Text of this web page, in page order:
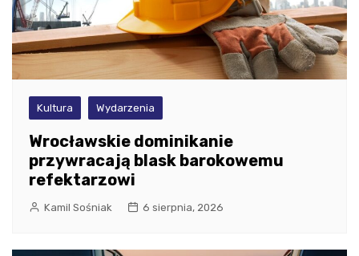
Kultura Wydarzenia
Wrocławskie dominikanie
przywracają blask barokowemu
refektarzowi
Kamil Sośniak 6 sierpnia, 2026